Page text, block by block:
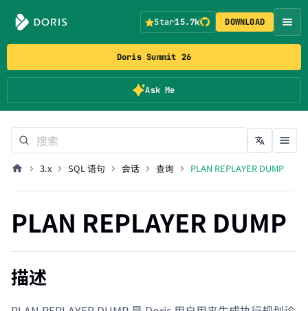
Doris Summit 26
Ask Me
Star15.7k DOWNLOAD
3.x SQL 语句 会话 查询 PLAN REPLAYER DUMP
PLAN REPLAYER DUMP
描述